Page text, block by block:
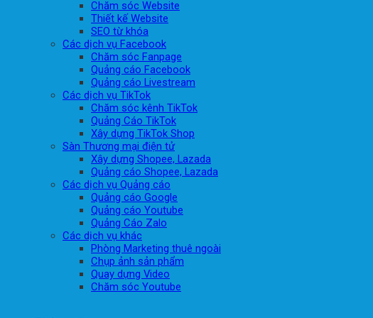
Chăm sóc Website
Thiết kế Website
SEO từ khóa
Các dịch vụ Facebook
Chăm sóc Fanpage
Quảng cáo Facebook
Quảng cáo Livestream
Các dịch vụ TikTok
Chăm sóc kênh TikTok
Quảng Cáo TikTok
Xây dựng TikTok Shop
Sàn Thương mại điện tử
Xây dựng Shopee, Lazada
Quảng cáo Shopee, Lazada
Các dịch vụ Quảng cáo
Quảng cáo Google
Quảng cáo Youtube
Quảng Cáo Zalo
Các dịch vụ khác
Phòng Marketing thuê ngoài
Chụp ảnh sản phẩm
Quay dựng Video
Chăm sóc Youtube